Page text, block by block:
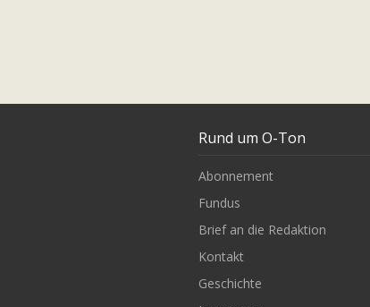
Rund um O-Ton
Abonnement
Fundus
Brief an die Redaktion
Kontakt
Geschichte